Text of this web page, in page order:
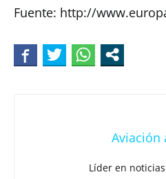
Fuente: http://
Aviación
Líder en